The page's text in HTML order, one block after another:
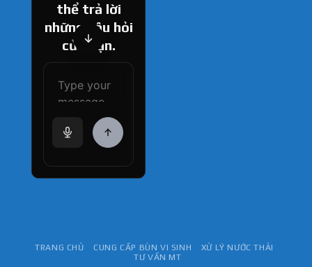
thể trả lời
những câu hỏi
của bạn.
How can I help
you today?
TRANG CHỦ CUNG CẤP BÙN VI SINH
XỬ LÝ NƯỚC THẢI
TƯ VẤN MT